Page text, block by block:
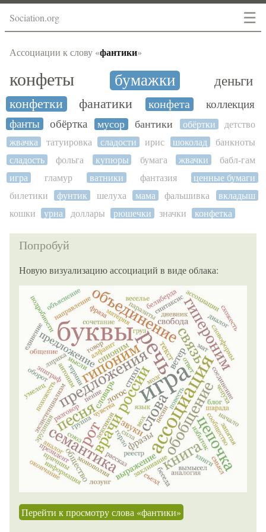
☰
Sociation.org
Ассоциации к слову «фантики»
конфеты бумажки деньги
конфетки фанатики конфета
коллекция
фанты
обёртка мусор бантики обёртки
детство
жвачка
татуировка сладости ирис шоколад
банкноты
сладость
фольга купюры бумага жвачки
бабл-гам
игра
гламур ватники фантазия
ценные бумаги
билетики
фунтик шелуха мама фальшивка
вкладыш
кошки
урна доллары рюшечки значки конфетка
Попробуй
Новую визуализацию ассоциаций в виде облака:
Перейти к просмотру слова «фантики»